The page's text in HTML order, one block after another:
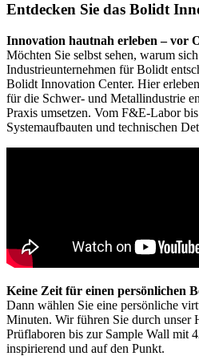
Entdecken Sie das Bolidt
Innovation hautnah erleben – vor
Möchten Sie selbst sehen, warum
Industrieunternehmen für Bolidt
Bolidt Innovation Center. Hier
für die Schwer- und Metallindustrie
Praxis umsetzen. Vom F&E-Labor
Systemaufbauten und technischen
Keine Zeit für einen persönlichen
Dann wählen Sie eine persönliche
Minuten. Wir führen Sie durch unser
Prüflaboren bis zur Sample Wall mit
inspirierend und auf den Punkt.